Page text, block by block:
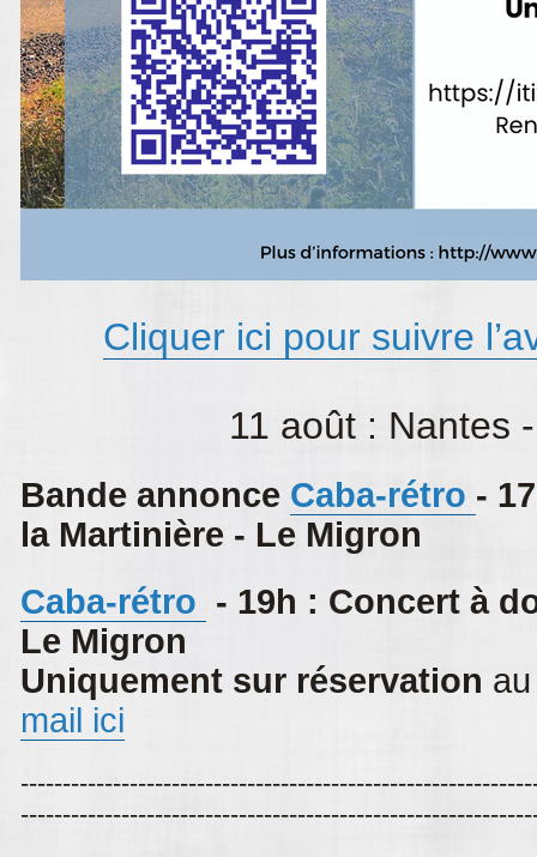
Cliquer ici pour suivre
11 août : Nantes
Bande annonce Caba-rétro -
la Martinière - Le Migron
Caba-rétro - 19h : Concert à
Le Migron
Uniquement sur réservation
mail ici